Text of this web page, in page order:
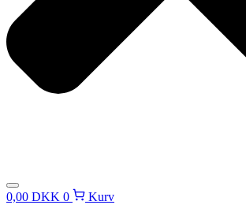
0,00 DKK 0
Kurv